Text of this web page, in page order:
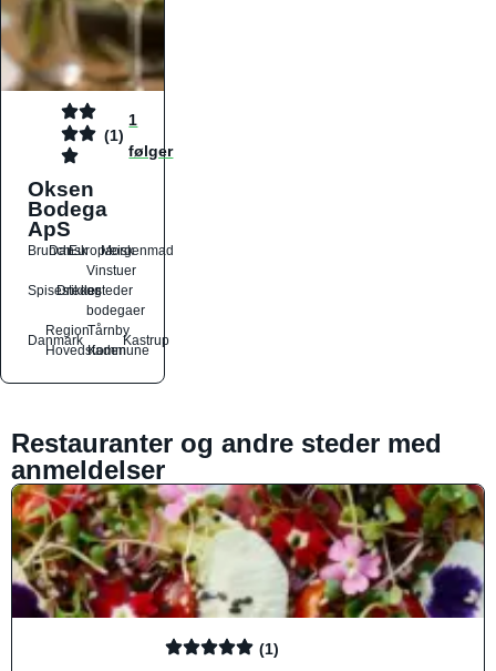
(1)
1
følger
Oksen
Bodega
ApS
Brunch
DanskEuropæiskMorgenmad
Spisesteder
Drikkesteder
Vinstuer
og
bodegaer
Danmark
Region
Hovedstaden
Tårnby
Kommune
Kastrup
Restauranter og andre steder med
anmeldelser
(1)